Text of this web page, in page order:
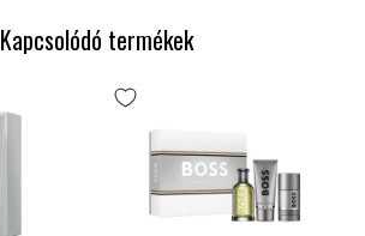
Kapcsolódó termékek